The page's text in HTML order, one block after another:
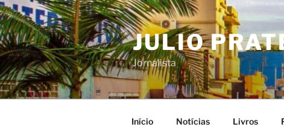
Pular
para
o
conteúdo
JULIO
Jornalista
Início Notícias Livros